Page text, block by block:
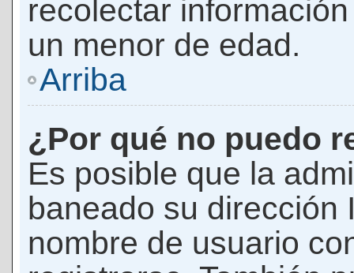
recolectar
un menor de edad.
Arriba
¿Por qué no puedo
Es posible que la
baneado su dirección
nombre de usuario